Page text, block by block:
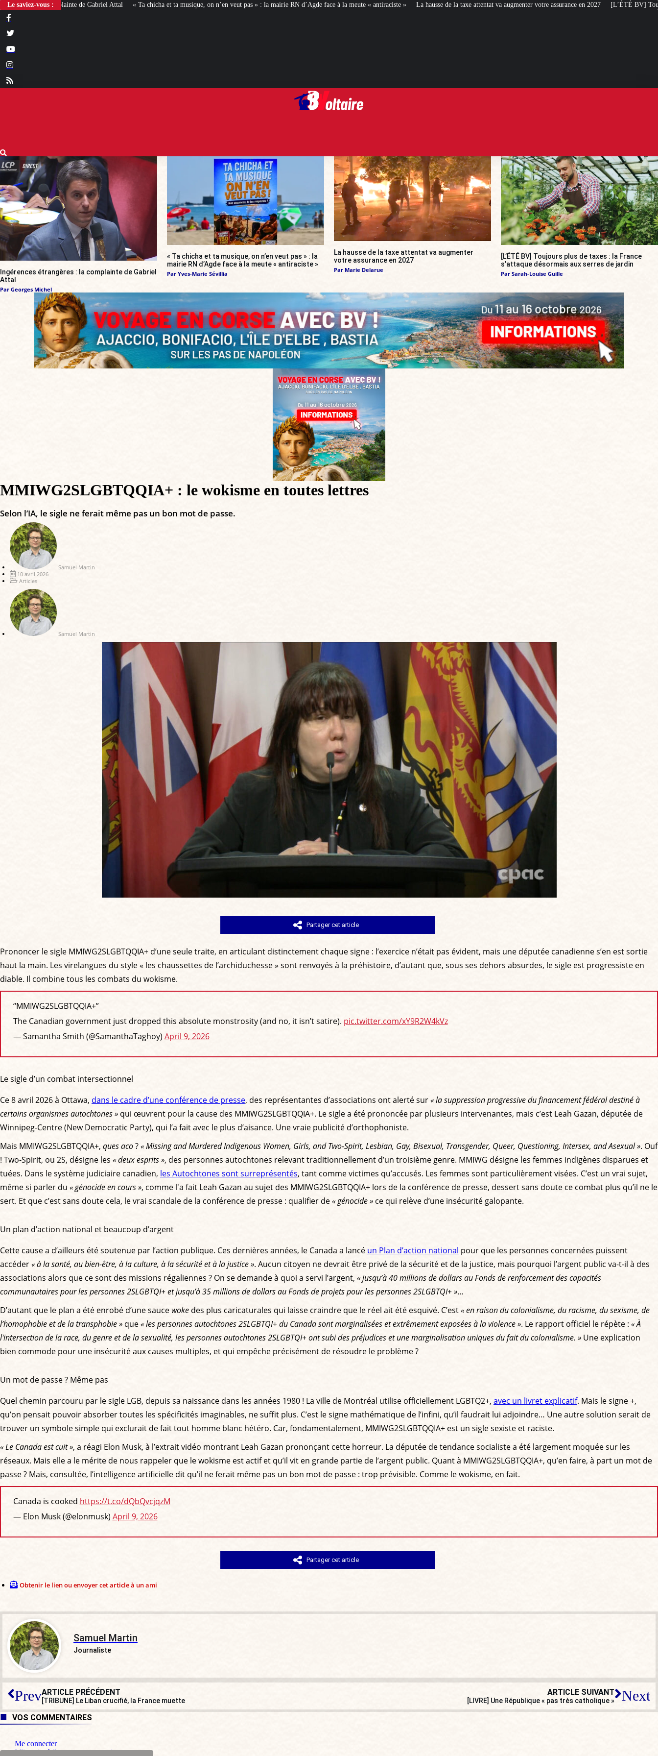
Le saviez-vous : « Ta chicha et ta musique, on n’en veut pas » : la mairie RN d’Agde face à la meute « antiraciste » La hausse de la taxe attentat va augmenter votre assurance en 2027 [L’ÉTÉ BV] Toujours plus de taxes : la
Ingérences étrangères : la complainte de Gabriel
Attal
Par Georges Michel
« Ta chicha et ta musique, on n’en veut pas » : la
mairie RN d’Agde face à la meute « antiraciste »
Par Yves-Marie Sévillia
La hausse de la taxe attentat va augmenter
votre assurance en 2027
Par Marie Delarue
[L’ÉTÉ BV] Toujours plus de taxes : la France
s’attaque désormais aux serres de jardin
Par Sarah-Louise Guille
MMIWG2SLGBTQQIA+ : le wokisme en toutes lettres
Selon l’IA, le sigle ne ferait même pas un bon mot de passe.
Samuel Martin
10 avril 2026
Articles
Samuel Martin
Partager cet article
Prononcer le sigle MMIWG2SLGBTQQIA+ d’une seule traite, en articulant distinctement chaque signe : l’exercice n’était pas évident, mais une députée canadienne s’en est sortie
haut la main. Les virelangues du style « les chaussettes de l’archiduchesse » sont renvoyés à la préhistoire, d’autant que, sous ses dehors absurdes, le sigle est progressiste en
diable. Il combine tous les combats du wokisme.
“MMIWG2SLGBTQQIA+”
The Canadian government just dropped this absolute monstrosity (and no, it isn’t satire). pic.twitter.com/xY9R2W4kVz
— Samantha Smith (@SamanthaTaghoy) April 9, 2026
Le sigle d’un combat intersectionnel
Ce 8 avril 2026 à Ottawa, dans le cadre d’une conférence de presse, des représentantes d’associations ont alerté sur« la suppression progressive du financement fédéral destiné à
certains organismes autochtones » qui œuvrent pour la cause des MMIWG2SLGBTQQIA+. Le sigle a été prononcée par plusieurs intervenantes, mais c’est Leah Gazan, députée de
Winnipeg-Centre (New Democratic Party), qui l’a fait avec le plus d’aisance. Une vraie publicité d’orthophoniste.
Mais MMIWG2SLGBTQQIA+, ques aco?« Missing and Murdered Indigenous Women, Girls, and Two-Spirit, Lesbian, Gay, Bisexual, Transgender, Queer, Questioning, Intersex, and Asexual ». Ouf
! Two-Spirit, ou 2S, désigne les « deux esprits », des personnes autochtones relevant traditionnellement d’un troisième genre. MMIWG désigne les femmes indigènes disparues et
tuées. Dans le système judiciaire canadien, les Autochtones sont surreprésentés, tant comme victimes qu’accusés. Les femmes sont particulièrement visées. C’est un vrai sujet,
même si parler du « génocide en cours », comme l'a fait Leah Gazan au sujet des MMIWG2SLGBTQQIA+ lors de la conférence de presse, dessert sans doute ce combat plus qu’il ne le
sert. Et que c’est sans doute cela, le vrai scandale de la conférence de presse : qualifier de« génocide » ce qui relève d’une insécurité galopante.
Un plan d’action national et beaucoup d’argent
Cette cause a d’ailleurs été soutenue par l’action publique. Ces dernières années, le Canada a lancé un Plan d’action national pour que les personnes concernées puissent
accéder« à la santé, au bien-être, à la culture, à la sécurité et à la justice ». Aucun citoyen ne devrait être privé de la sécurité et de la justice, mais pourquoi l’argent public va-t-il à des
associations alors que ce sont des missions régaliennes ? On se demande à quoi a servi l’argent, « jusqu’à 40 millions de dollars au Fonds de renforcement des capacités
communautaires pour les personnes 2SLGBTQI+ et jusqu’à 35 millions de dollars au Fonds de projets pour les personnes 2SLGBTQI+ »…
D’autant que le plan a été enrobé d’une sauce woke des plus caricaturales qui laisse craindre que le réel ait été esquivé. C’est« en raison du colonialisme, du racisme, du sexisme, de
l’homophobie et de la transphobie » que« les personnes autochtones 2SLGBTQI+ du Canada sont marginalisées et extrêmement exposées à la violence ». Le rapport officiel le répète : « À
l'intersection de la race, du genre et de la sexualité, les personnes autochtones 2SLGBTQI+ ont subi des préjudices et une marginalisation uniques du fait du colonialisme. » Une explication
bien commode pour une insécurité aux causes multiples, et qui empêche précisément de résoudre le problème ?
Un mot de passe ? Même pas
Quel chemin parcouru par le sigle LGB, depuis sa naissance dans les années 1980 ! La ville de Montréal utilise officiellement LGBTQ2+, avec un livret explicatif. Mais le signe +,
qu’on pensait pouvoir absorber toutes les spécificités imaginables, ne suffit plus. C’est le signe mathématique de l’infini, qu’il faudrait lui adjoindre… Une autre solution serait de
trouver un symbole simple qui exclurait de fait tout homme blanc hétéro. Car, fondamentalement, MMIWG2SLGBTQQIA+ est un sigle sexiste et raciste.
« Le Canada est cuit », a réagi Elon Musk, à l’extrait vidéo montrant Leah Gazan prononçant cette horreur. La députée de tendance socialiste a été largement moquée sur les
réseaux. Mais elle a le mérite de nous rappeler que le wokisme est actif et qu’il vit en grande partie de l’argent public. Quant à MMIWG2SLGBTQQIA+, qu’en faire, à part un mot de
passe ? Mais, consultée, l’intelligence artificielle dit qu’il ne ferait même pas un bon mot de passe : trop prévisible. Comme le wokisme, en fait.
Canada is cooked https://t.co/dQbQvcjqzM
— Elon Musk (@elonmusk) April 9, 2026
Partager cet article
Obtenir le lien ou envoyer cet article à un ami
Samuel Martin
Journaliste
PrevARTICLE PRÉCÉDENT
[TRIBUNE] Le Liban crucifié, la France muette
ARTICLE SUIVANT
[LIVRE] Une République « pas très catholique » Next
VOS COMMENTAIRES
Me connecter
M'inscrire à l'espace commentaire